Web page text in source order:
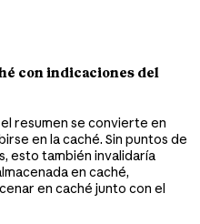
con indicaciones del
resumen se convierte en
en la caché. Sin puntos de
esto también invalidaría
en caché,
en caché junto con el